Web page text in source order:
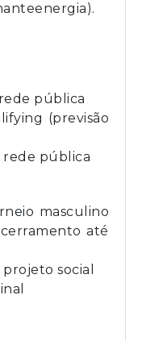
pública
(previsão
rede pública
masculino
até
social